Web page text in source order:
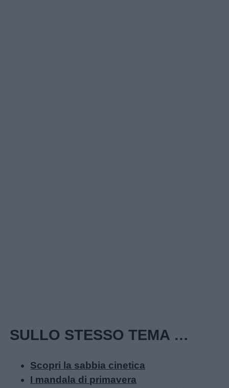
SULLO STESSO TEMA …
Scopri la sabbia cinetica
I mandala di primavera